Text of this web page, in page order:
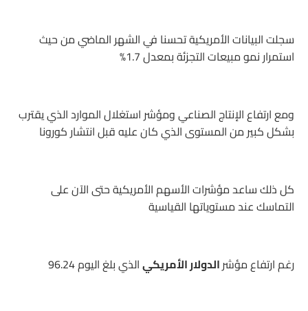
سجلت البيانات الأمريكية تحسنا في الشهر الماضي من حيث
استمرار نمو مبيعات التجزئة بمعدل 1.7%
ومع ارتفاع الإنتاج الصناعي ومؤشر استغلال الموارد الذي يقترب
بشكل كبير من المستوى الذي كان عليه قبل انتشار كورونا
كل ذلك ساعد مؤشرات الأسهم الأمريكية حتى الآن على
التماسك عند مستوياتها القياسية
رغم ارتفاع مؤشرالدولار الأمريكيالذي بلغ اليوم 96.24